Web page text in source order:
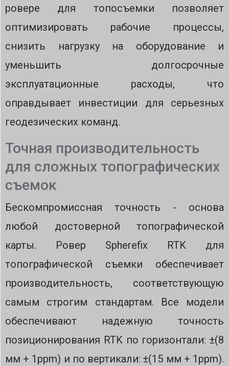
ровере для топосъемки позволяет
оптимизировать рабочие процессы,
снизить нагрузку на оборудование и
уменьшить долгосрочные
эксплуатационные расходы, что
оправдывает инвестиции для серьезных
геодезических команд.
Точная производительность
для сложных топографических
съемок
Бескомпромиссная точность - основа
любой достоверной топографической
карты. Ровер Spherefix RTK для
топографической съемки обеспечивает
производительность, соответствующую
самым строгим стандартам. Все модели
обеспечивают надежную точность
позиционирования RTK по горизонтали: ±(8
мм + 1ppm) и по вертикали: ±(15 мм + 1ppm).